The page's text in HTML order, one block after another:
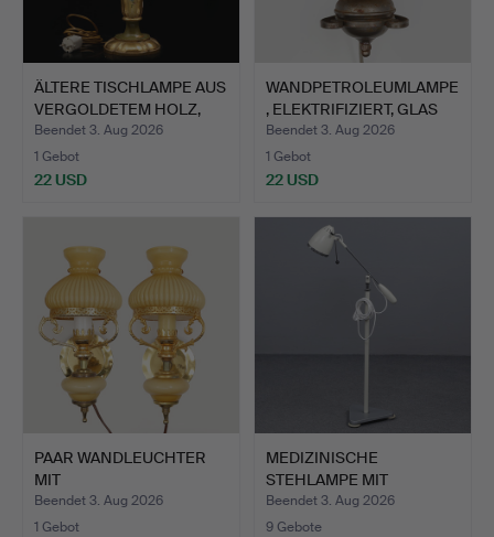
ÄLTERE TISCHLAMPE AUS
VERGOLDETEM HOLZ,
RO…
Beendet 3. Aug 2026
1 Gebot
22 USD
WANDPETROLEUMLAMPE
, ELEKTRIFIZIERT, GLAS
U…
Beendet 3. Aug 2026
1 Gebot
22 USD
PAAR WANDLEUCHTER
MIT
BERNSTEINFARBENEN
GL…
Beendet 3. Aug 2026
1 Gebot
MEDIZINISCHE
STEHLAMPE MIT
VERSTELLBAREM L…
Beendet 3. Aug 2026
9 Gebote